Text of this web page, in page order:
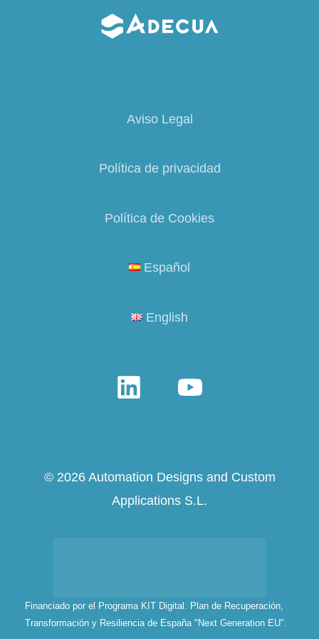
Aviso Legal
Política de privacidad
Política de Cookies
Español
English
© 2026 Automation Designs and Custom
Applications S.L.
Financiado por el Programa KIT Digital. Plan de Recuperación,
Transformación y Resiliencia de España "Next Generation EU".